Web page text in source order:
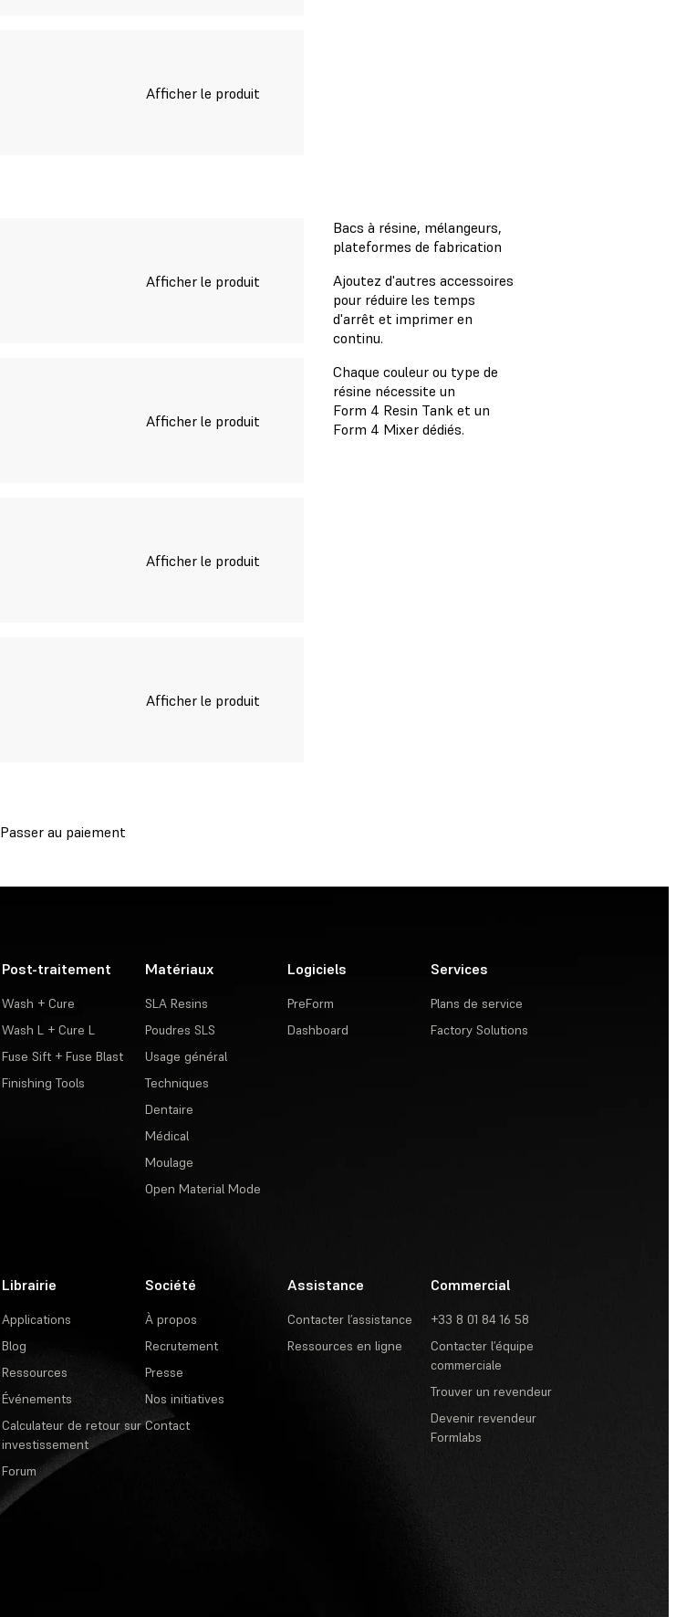
Afficher le produit
Afficher le produit
Afficher le produit
Afficher le produit
Afficher le produit
Bacs à résine, mélangeurs,
plateformes de fabrication
Ajoutez d'autres accessoires
pour réduire les temps
d'arrêt et imprimer en
continu.
Chaque couleur ou type de
résine nécessite un
Form 4 Resin Tank et un
Form 4 Mixer dédiés.
Passer au paiement
Post-traitement
Wash + Cure
Wash L + Cure L
Fuse Sift + Fuse Blast
Finishing Tools
Matériaux
SLA Resins
Poudres SLS
Usage général
Techniques
Dentaire
Médical
Moulage
Open Material Mode
Logiciels
PreForm
Dashboard
Services
Plans de service
Factory Solutions
Librairie
Applications
Blog
Ressources
Événements
Calculateur de retour sur
investissement
Forum
Société
À propos
Recrutement
Presse
Nos initiatives
Contact
Assistance
Contacter l’assistance
Ressources en ligne
Commercial
+33 8 01 84 16 58
Contacter l’équipe
commerciale
Trouver un revendeur
Devenir revendeur
Formlabs